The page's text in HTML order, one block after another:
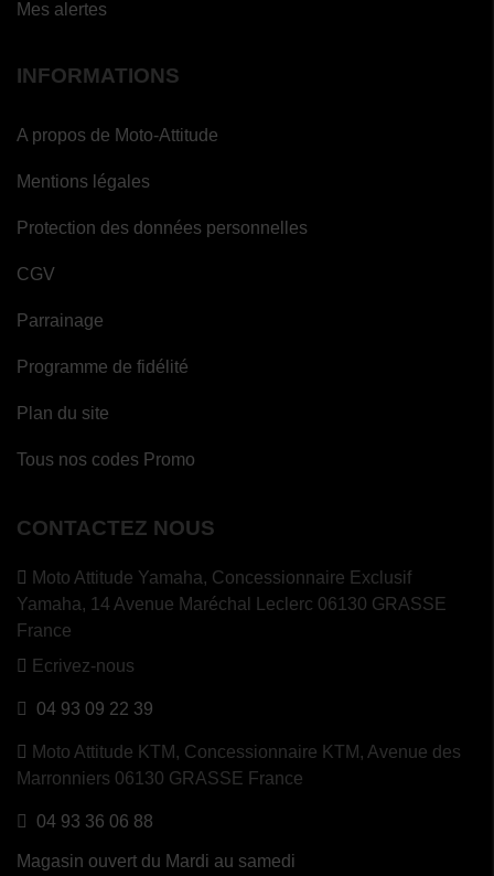
(1 avis)
Mes alertes
INFORMATIONS
A propos de Moto-Attitude
Mentions légales
Protection des données personnelles
CGV
Parrainage
Programme de fidélité
Plan du site
Tous nos codes Promo
CONTACTEZ NOUS
Moto Attitude Yamaha, Concessionnaire Exclusif
Yamaha, 14 Avenue Maréchal Leclerc 06130 GRASSE
France
Ecrivez-nous
04 93 09 22 39
Moto Attitude KTM, Concessionnaire KTM, Avenue des
Marronniers 06130 GRASSE France
04 93 36 06 88
Magasin ouvert du Mardi au samedi